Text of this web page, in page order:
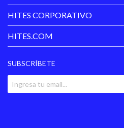
HITES CORPORATIVO
HITES.COM
SUBSCRÍBETE